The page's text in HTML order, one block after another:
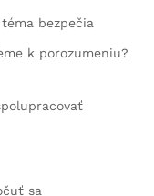
bezpečia
k porozumeniu?
sa